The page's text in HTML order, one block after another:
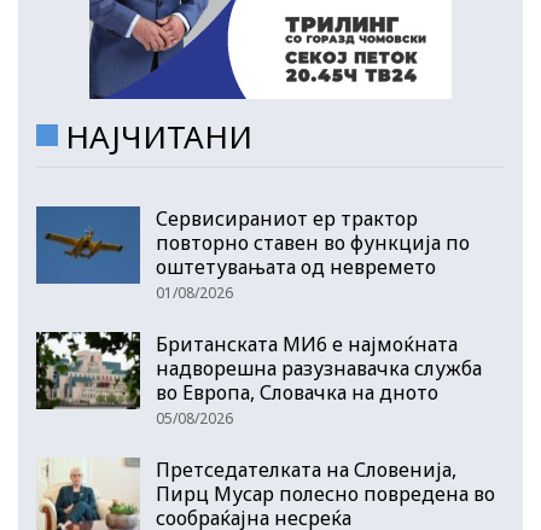
НАЈЧИТАНИ
Сервисираниот ер трактор
повторно ставен во функција по
оштетувањата од невремето
01/08/2026
Британската МИ6 е најмоќната
надворешна разузнавачка служба
во Европа, Словачка на дното
05/08/2026
Претседателката на Словенија,
Пирц Мусар полесно повредена во
сообраќајна несреќа